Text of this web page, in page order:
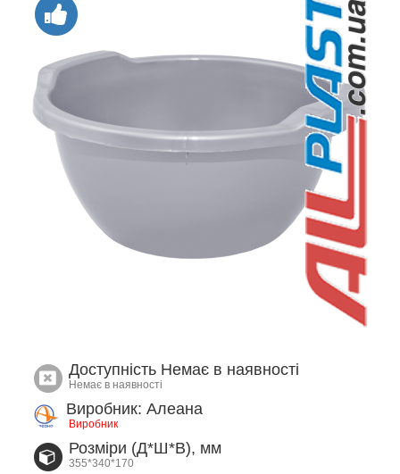
Доступність Немає в наявності
Немає в наявності
Виробник: Алеана
Виробник
Розміри (Д*Ш*В), мм
355*340*170